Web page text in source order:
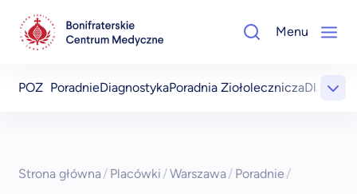
Menu
POZ PoradnieDiagnostykaPoradnia ZiołoleczniczaDla
Strona główna/ Placówki /Warszawa/ Poradnie /